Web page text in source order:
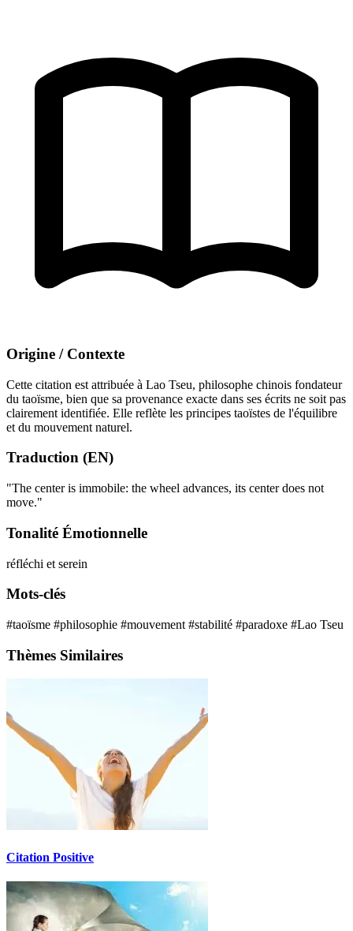
Origine / Contexte
Cette citation est attribuée à Lao Tseu, philosophe chinois fondateur
du taoïsme, bien que sa provenance exacte dans ses écrits ne soit pas
clairement identifiée. Elle reflète les principes taoïstes de l'équilibre
et du mouvement naturel.
Traduction (EN)
"The center is immobile: the wheel advances, its center does not
move."
Tonalité Émotionnelle
réfléchi et serein
Mots-clés
#taoïsme #philosophie #mouvement #stabilité #paradoxe #Lao Tseu
Thèmes Similaires
Citation Positive